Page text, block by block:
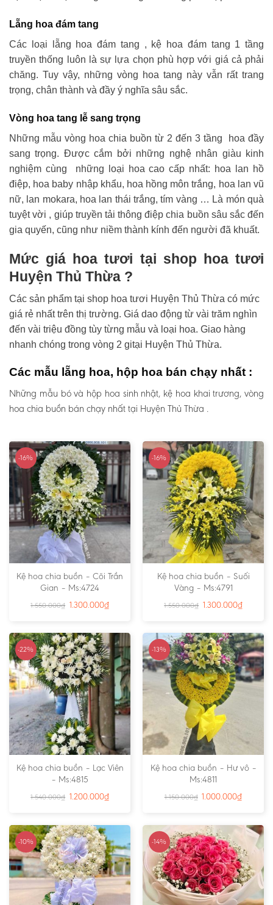
Lẵng hoa đám tang
Các loại lẵng hoa đám tang , kệ hoa đám tang 1 tầng
truyền thống luôn là sự lựa chọn phù hợp với giá cả phải
chăng. Tuy vậy, những vòng hoa tang này vẫn rất trang
trọng, chân thành và đầy ý nghĩa sâu sắc.
Vòng hoa tang lễ sang trọng
Những mẫu vòng hoa chia buồn từ 2 đến 3 tầng hoa đầy
sang trọng. Được cắm bởi những nghệ nhân giàu kinh
nghiệm cùng những loại hoa cao cấp nhất: hoa lan hồ
điệp, hoa baby nhập khẩu, hoa hồng môn trắng, hoa lan vũ
nữ, lan mokara, hoa lan thái trắng, tím vàng … Là món quà
tuyệt vời , giúp truyền tải thông điệp chia buồn sâu sắc đến
gia quyến, cũng như niềm thành kính đến người đã khuất.
Mức giá hoa tươi tại shop hoa tươi
Huyện Thủ Thừa ?
Các sản phẩm tại shop hoa tươi Huyện Thủ Thừa có mức
giá rẻ nhất trên thị trường. Giá dao động từ vài trăm nghìn
đến vài triệu đồng tùy từng mẫu và loại hoa. Giao hàng
nhanh chóng trong vòng 2 gitại Huyện Thủ Thừa.
Các mẫu lẵng hoa, hộp hoa bán chạy nhất :
Những mẫu bó và hộp hoa sinh nhật, kệ hoa khai trương, vòng
hoa chia buồn bán chạy nhất tại Huyện Thủ Thừa .
-16%
Kệ hoa chia buồn – Cõi Trần
Gian – Ms:4724
1.550.000₫ 1.300.000₫
-16%
Kệ hoa chia buồn – Suối
Vàng – Ms:4791
1.550.000₫ 1.300.000₫
-22%
Kệ hoa chia buồn – Lạc Viên
– Ms:4815
1.540.000₫ 1.200.000₫
-13%
Kệ hoa chia buồn – Hư vô –
Ms:4811
1.150.000₫ 1.000.000₫
-10% -14%